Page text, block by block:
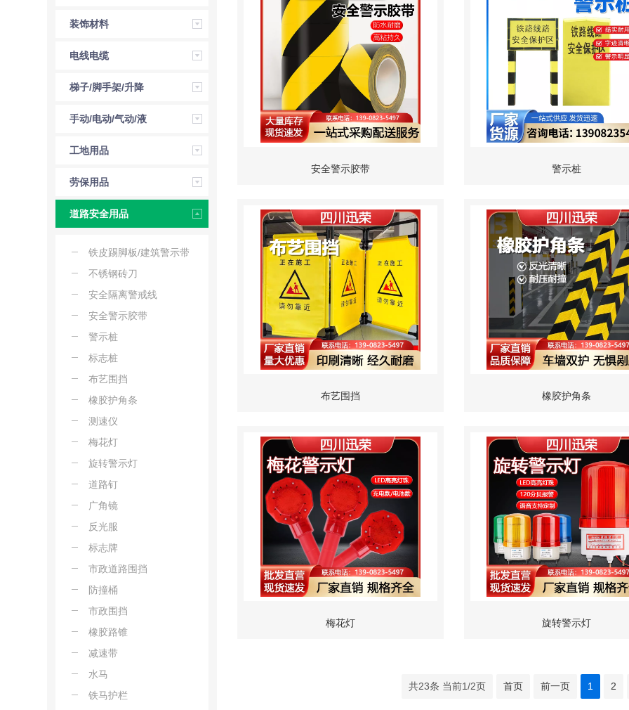
装饰材料
电线电缆
梯子/脚手架/升降
机
手动/电动/气动/液
压工具
工地用品
劳保用品
道路安全用品
铁皮踢脚板/建筑警示带
不锈钢砖刀
安全隔离警戒线
安全警示胶带
警示桩
标志桩
布艺围挡
橡胶护角条
测速仪
梅花灯
旋转警示灯
道路钉
广角镜
反光服
标志牌
市政道路围挡
防撞桶
市政围挡
橡胶路锥
减速带
水马
铁马护栏
安全警示胶带 警示桩
布艺围挡 橡胶护角条
梅花灯 旋转警示灯
共23条 当前1/2页 首页 前一页 1 2